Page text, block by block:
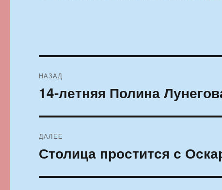
по
НАЗАД
Предыдущая
14-летняя Полина
ДАЛЕЕ
Следующая
Столица простится с